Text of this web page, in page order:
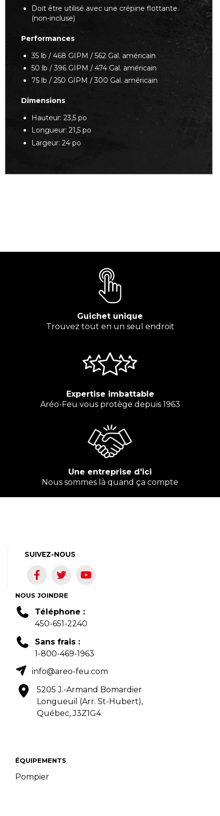
Doit être utilisé avec une crépine flottante
(non-incluse)
Performances
35 lb / 468 GIPM / 562 Gal. américain
50 lb / 396 GIPM / 474 Gal. américain
75 lb / 250 GIPM / 300 Gal. américain
Dimensions
Hauteur: 23,5 po
Longueur: 21,5 po
Largeur: 24 po
Guichet unique
Trouvez tout en un seul endroit
Expertise imbattable
Aréo-Feu vous protège depuis 1963
Une entreprise d'ici
Nous sommes là quand ça compte
ÉQUIPEMENTS
Pompier
NOUS JOINDRE
Téléphone :
450-651-2240
Sans frais :
1-800-469-1963
info@areo-feu.com
5205 J.-Armand Bomardier
Longueuil (Arr. St-Hubert),
Québec, J3Z1G4
SUIVEZ-NOUS